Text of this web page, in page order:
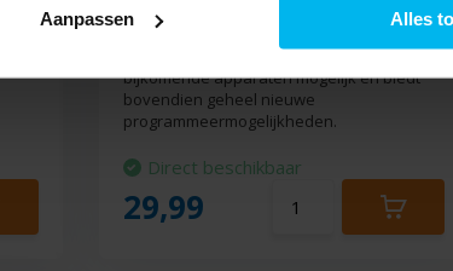
Aanpassen Alles
Vereenvoudigt de bediening van uw
volautomaat via smartphone of tablet PC,
maakt de communicatie met intelligente
bijkomende apparaten mogelijk en biedt
bovendien geheel nieuwe
programmeermogelijkheden.
Direct beschikbaar
29,99